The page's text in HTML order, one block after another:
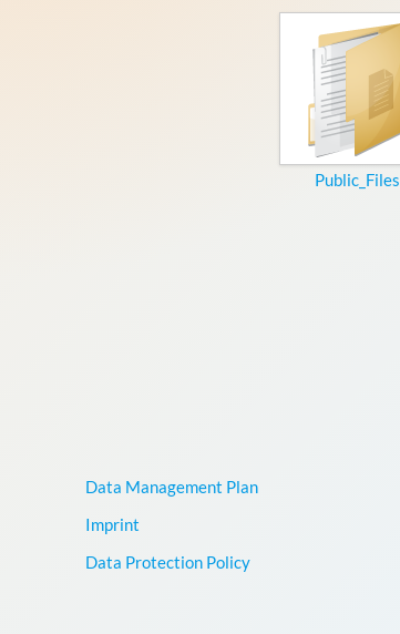
Public_Files
Data Management Plan
Imprint
Data Protection Policy